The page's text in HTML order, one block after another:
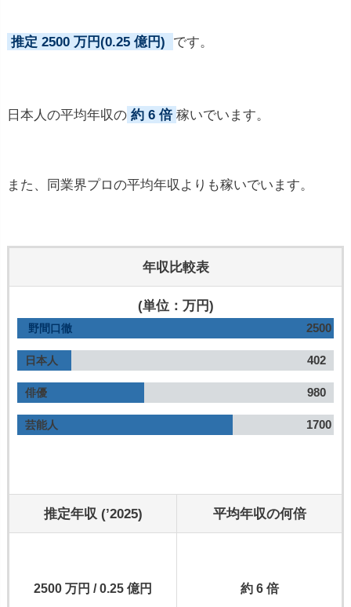
推定 2500 万円(0.25 億円) です。
日本人の平均年収の 約 6 倍 稼いでいます。
また、同業界プロの平均年収よりも稼いでいます。
年収比較表
(単位：万円)
野間口徹 2500
日本人 402
俳優 980
芸能人 1700
推定年収 (’2025) 平均年収の何倍
2500 万円 / 0.25 億円 約 6 倍